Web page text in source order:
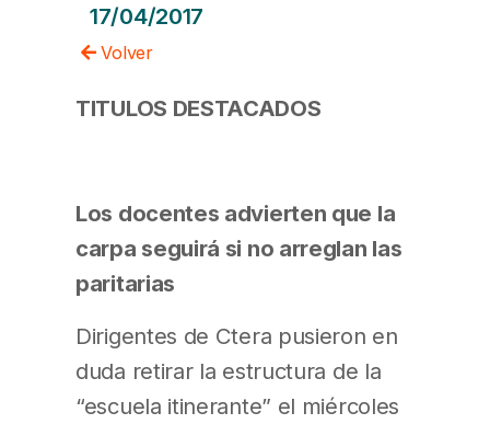
17/04/2017
Volver
TITULOS DESTACADOS
Los docentes advierten que la
carpa seguirá si no arreglan las
paritarias
Dirigentes de Ctera pusieron en
duda retirar la estructura de la
“escuela itinerante” el miércoles